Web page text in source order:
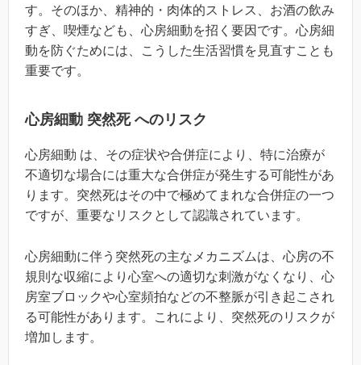
す。そのほか、精神的・肉体的ストレス、お酒の飲み
すぎ、喫煙なども、心房細動を招く要因です。心房細
動を防ぐためには、こうした生活習慣を見直すことも
重要です。
心房細動 突然死 へのリスク
心房細動 は、その症状や合併症により、特に治療が
不適切な場合には重大な合併症が発生する可能性があ
ります。突然死はその中で極めてまれな合併症の一つ
ですが、重要なリスクとして認識されています。
心房細動に伴う突然死の主なメカニズムは、心房の不
規則な収縮により心室への適切な刺激がなくなり、心
房室ブロックや心室頻拍などの不整脈が引き起こされ
る可能性があります。これにより、突然死のリスクが
増加します。